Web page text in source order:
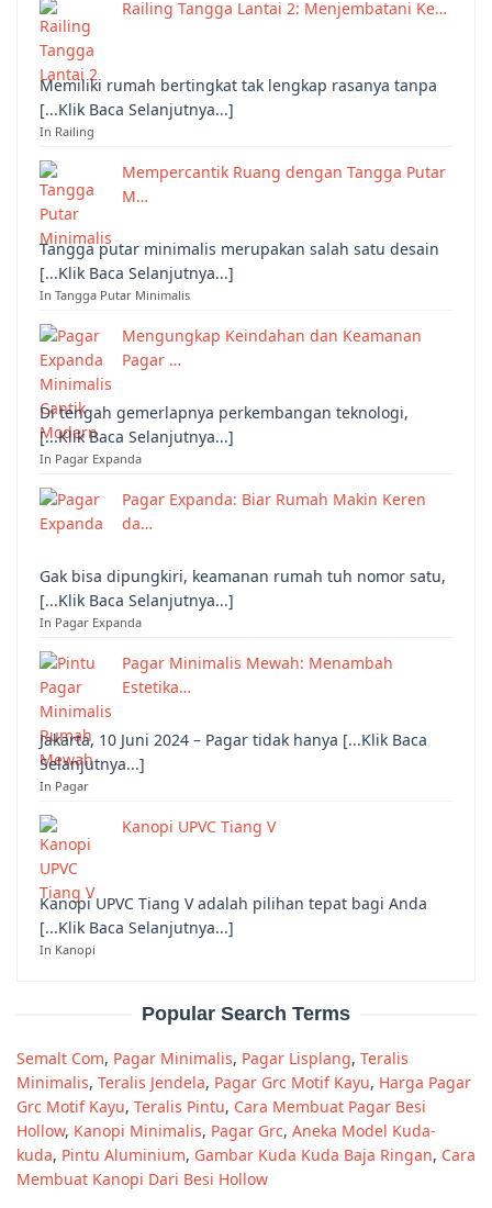
Railing Tangga Lantai 2: Menjembatani Ke…
Memiliki rumah bertingkat tak lengkap rasanya tanpa
[...Klik Baca Selanjutnya...]
In Railing
Mempercantik Ruang dengan Tangga Putar
M…
Tangga putar minimalis merupakan salah satu desain
[...Klik Baca Selanjutnya...]
In Tangga Putar Minimalis
Mengungkap Keindahan dan Keamanan
Pagar …
Di tengah gemerlapnya perkembangan teknologi,
[...Klik Baca Selanjutnya...]
In Pagar Expanda
Pagar Expanda: Biar Rumah Makin Keren
da…
Gak bisa dipungkiri, keamanan rumah tuh nomor satu,
[...Klik Baca Selanjutnya...]
In Pagar Expanda
Pagar Minimalis Mewah: Menambah
Estetika…
Jakarta, 10 Juni 2024 – Pagar tidak hanya [...Klik Baca
Selanjutnya...]
In Pagar
Kanopi UPVC Tiang V
Kanopi UPVC Tiang V adalah pilihan tepat bagi Anda
[...Klik Baca Selanjutnya...]
In Kanopi
Popular Search Terms
Semalt Com, Pagar Minimalis, Pagar Lisplang, Teralis
Minimalis, Teralis Jendela, Pagar Grc Motif Kayu, Harga Pagar
Grc Motif Kayu, Teralis Pintu, Cara Membuat Pagar Besi
Hollow, Kanopi Minimalis, Pagar Grc, Aneka Model Kuda-
kuda, Pintu Aluminium, Gambar Kuda Kuda Baja Ringan, Cara
Membuat Kanopi Dari Besi Hollow